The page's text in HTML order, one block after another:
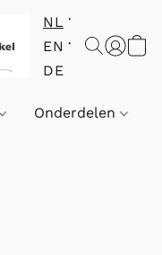
NL
EN
DE
Onderdelen